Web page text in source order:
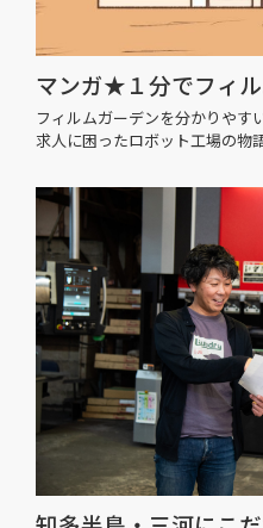
マンガ★１分でフィ
フィルムガーデンを分かりやす
求人に困ったロボット工場の物